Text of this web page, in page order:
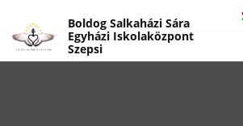
Boldog Salkaházi Sára
Egyházi Iskolaközpont
Szepsi